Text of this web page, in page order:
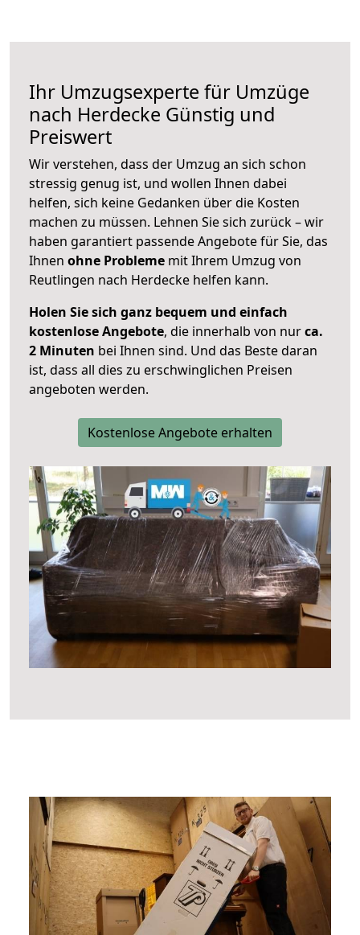
Ihr Umzugsexperte für Umzüge
nach Herdecke Günstig und
Preiswert
Wir verstehen, dass der Umzug an sich schon
stressig genug ist, und wollen Ihnen dabei
helfen, sich keine Gedanken über die Kosten
machen zu müssen. Lehnen Sie sich zurück – wir
haben garantiert passende Angebote für Sie, das
Ihnen ohne Probleme mit Ihrem Umzug von
Reutlingen nach Herdecke helfen kann.
Holen Sie sich ganz bequem und einfach
kostenlose Angebote, die innerhalb von nurca.
2 Minuten bei Ihnen sind. Und das Beste daran
ist, dass all dies zu erschwinglichen Preisen
angeboten werden.
Kostenlose Angebote erhalten